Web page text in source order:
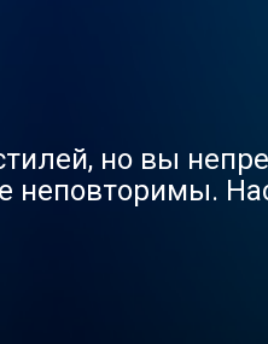
но вы
неповторимы.